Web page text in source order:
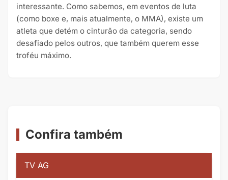
interessante. Como sabemos, em eventos de luta
(como boxe e, mais atualmente, o MMA), existe um
atleta que detém o cinturão da categoria, sendo
desafiado pelos outros, que também querem esse
troféu máximo.
Confira também
TV AG